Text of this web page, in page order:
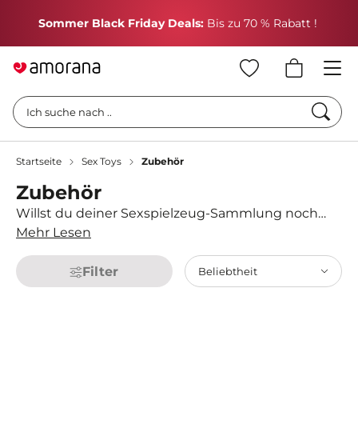
Sommer Black Friday Deals: Bis zu 70 % Rabatt !
Ich suche nach ..
Startseite Sex Toys Zubehör
Zubehör
Willst du deiner Sexspielzeug-Sammlung noch
etwas mehr Pep verleihen? Dann schau bei
Amorana nach dem passenden Zubehör. Ob
Ersatzkappenfür deinen Womanizer,Deluxe Stuhl
oderBatterien- hier findest du alles, was du
Mehr Lesen
Filter Beliebtheit